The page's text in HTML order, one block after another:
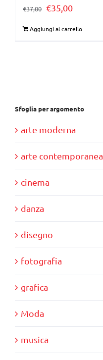
€37,00 Il
€35,00Il
Aggiungi al carrello
Sfoglia per argomento
arte moderna
arte contemporanea
cinema
danza
disegno
fotografia
grafica
Moda
musica